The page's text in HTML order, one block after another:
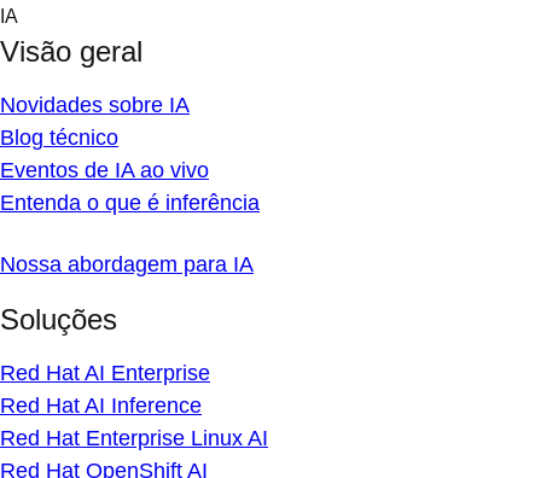
Skip
content
IA
Visão geral
Novidades sobre IA
Blog técnico
Eventos de IA ao vivo
Entenda o que é inferência
Nossa abordagem para IA
Soluções
Red Hat AI Enterprise
Red Hat AI Inference
Red Hat Enterprise Linux AI
Red Hat OpenShift AI